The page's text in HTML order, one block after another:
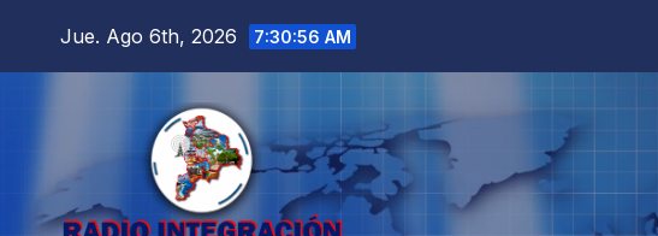
Jue. Ago 6th, 2026 7:30:57 AM